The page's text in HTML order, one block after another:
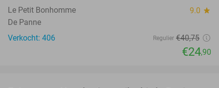
Le Petit Bonhomme 9.0 star
De Panne
Verkocht: 406
Regulier €40,75
€24,90